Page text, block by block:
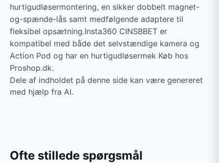
hurtigudløsermontering, en sikker dobbelt magnet-
og-spænde-lås samt medfølgende adaptere til
fleksibel opsætning.Insta360 CINSBBET er
kompatibel med både det selvstændige kamera og
Action Pod og har en hurtigudløsermek Køb hos
Proshop.dk.
Dele af indholdet på denne side kan være genereret
med hjælp fra AI.
Ofte stillede spørgsmål